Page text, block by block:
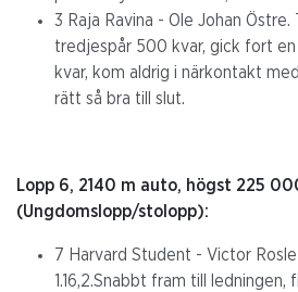
3 Raja Ravina - Ole Johan
tredjespår 500 kvar, gick fort
kvar, kom aldrig i närkontakt
rätt så bra till slut.
Lopp 6, 2140 m auto, högst 225
(Ungdomslopp/stolopp):
7 Harvard Student - Victor
1.16,2.Snabbt fram till ledningen,